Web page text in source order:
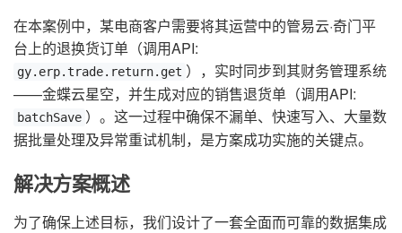
在本案例中，某电商客户需要将其运营中的管易云·奇门平
台上的退换货订单（调用API:
gy.erp.trade.return.get ），实时同步到其财务管理系统
——金蝶云星空，并生成对应的销售退货单（调用API:
batchSave ）。这一过程中确保不漏单、快速写入、大量数
据批量处理及异常重试机制，是方案成功实施的关键点。
解决方案概述
为了确保上述目标，我们设计了一套全面而可靠的数据集成